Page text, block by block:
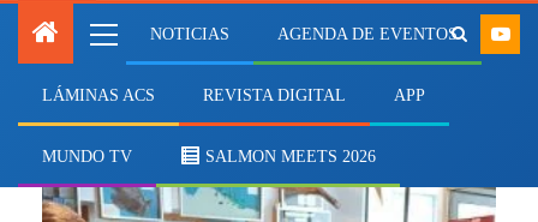
NOTICIAS AGENDA DE EVENTOS
LÁMINAS ACS REVISTA DIGITAL APP
MUNDO TV SALMON MEETS 2026
innovación tecnológica